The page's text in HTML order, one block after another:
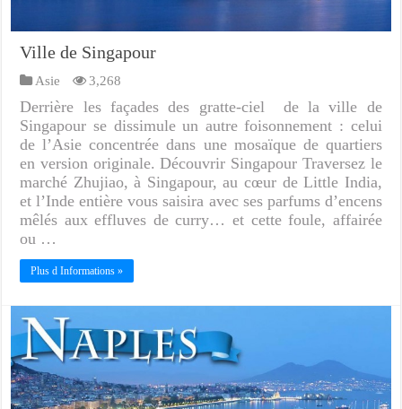
Ville de Singapour
Asie 3,268
Derrière les façades des gratte-ciel de la ville de
Singapour se dissimule un autre foisonnement : celui
de l’Asie concentrée dans une mosaïque de quartiers
en version originale. Découvrir Singapour Traversez le
marché Zhujiao, à Singapour, au cœur de Little India,
et l’Inde entière vous saisira avec ses parfums d’encens
mêlés aux effluves de curry… et cette foule, affairée
ou …
Plus d Informations »